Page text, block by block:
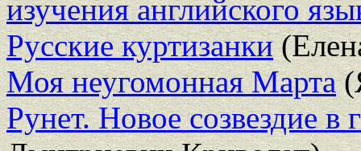
изучения английского
Русские куртизанки
Моя неугомонная Марта
Рунет. Новое созвездие в